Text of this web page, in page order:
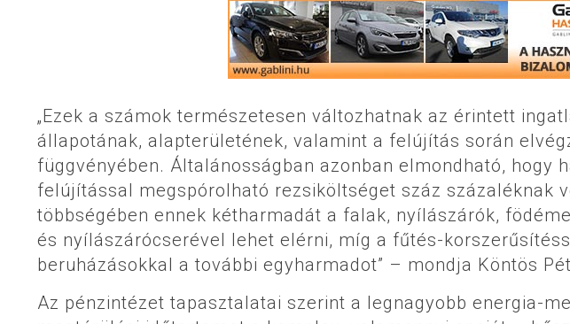
„Ezek a számok természetesen változhatnak az érintett
állapotának, alapterületének, valamint a felújítás során
függvényében. Általánosságban azonban elmondható, hogy
felújítással megspórolható rezsiköltséget száz százaléknak
többségében ennek kétharmadát a falak, nyílászárók,
és nyílászárócserével lehet elérni, míg a fűtés-
beruházásokkal a további egyharmadot” – mondja Köntös
Az pénzintézet tapasztalatai szerint a legnagyobb energia-